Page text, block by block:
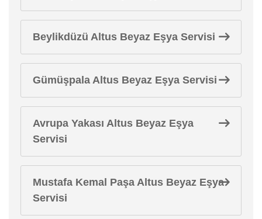
Beylikdüzü Altus Beyaz Eşya Servisi
Gümüşpala Altus Beyaz Eşya Servisi
Avrupa Yakası Altus Beyaz Eşya
Servisi
Mustafa Kemal Paşa Altus Beyaz Eşya
Servisi